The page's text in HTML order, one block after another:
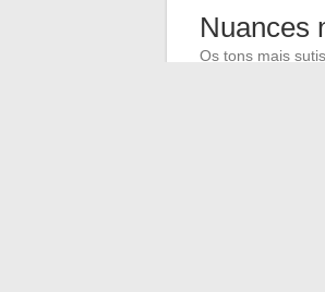
Nuances
Os tons mais